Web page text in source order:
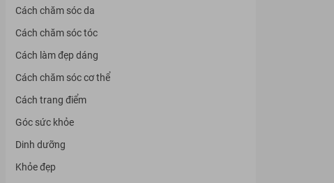
Cách chăm sóc da
Cách chăm sóc tóc
Cách làm đẹp dáng
Cách chăm sóc cơ thể
Cách trang điểm
Góc sức khỏe
Dinh dưỡng
Khỏe đẹp